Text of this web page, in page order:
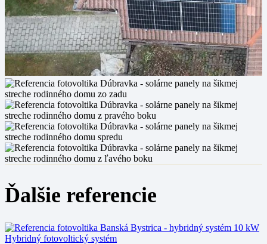
Ďalšie referencie
Hybridný fotovoltický systém